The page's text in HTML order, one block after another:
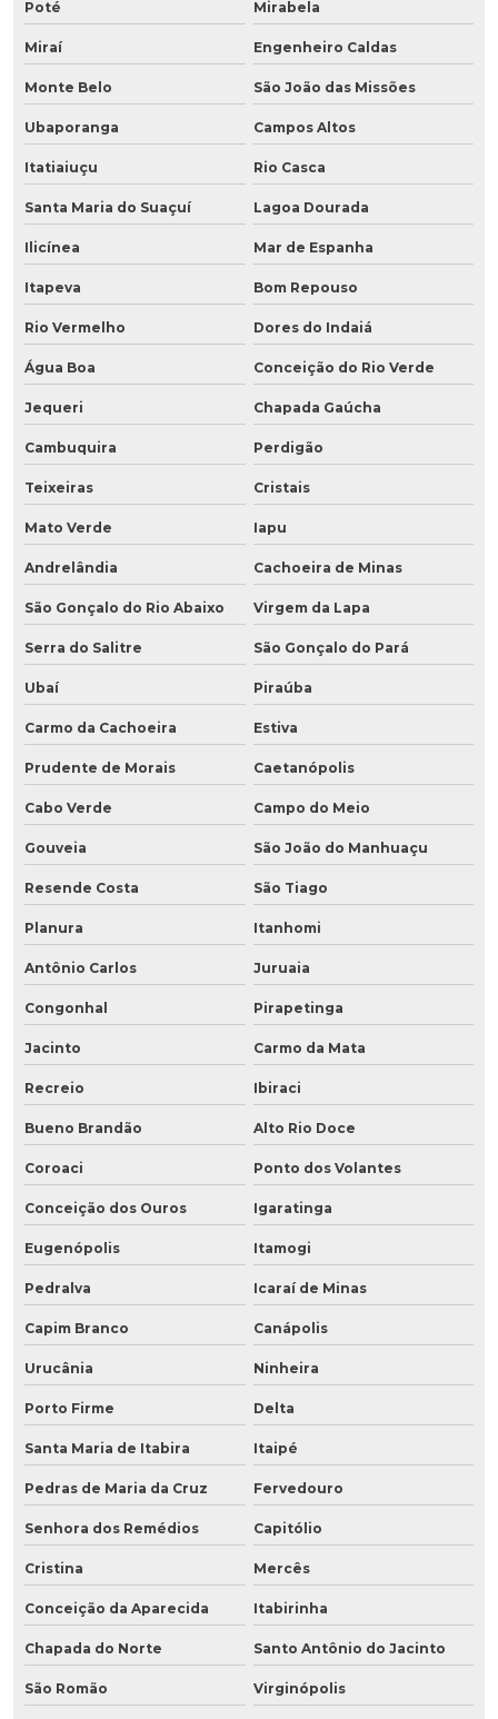
Poté Mirabela
Miraí Engenheiro Caldas
Monte Belo São João das Missões
Ubaporanga Campos Altos
Itatiaiuçu Rio Casca
Santa Maria do Suaçuí Lagoa Dourada
Ilicínea Mar de Espanha
Itapeva Bom Repouso
Rio Vermelho Dores do Indaiá
Água Boa Conceição do Rio Verde
Jequeri Chapada Gaúcha
Cambuquira Perdigão
Teixeiras Cristais
Mato Verde Iapu
Andrelândia Cachoeira de Minas
São Gonçalo do Rio Abaixo Virgem da Lapa
Serra do Salitre São Gonçalo do Pará
Ubaí Piraúba
Carmo da Cachoeira Estiva
Prudente de Morais Caetanópolis
Cabo Verde Campo do Meio
Gouveia São João do Manhuaçu
Resende Costa São Tiago
Planura Itanhomi
Antônio Carlos Juruaia
Congonhal Pirapetinga
Jacinto Carmo da Mata
Recreio Ibiraci
Bueno Brandão Alto Rio Doce
Coroaci Ponto dos Volantes
Conceição dos Ouros Igaratinga
Eugenópolis Itamogi
Pedralva Icaraí de Minas
Capim Branco Canápolis
Urucânia Ninheira
Porto Firme Delta
Santa Maria de Itabira Itaipé
Pedras de Maria da Cruz Fervedouro
Senhora dos Remédios Capitólio
Cristina Mercês
Conceição da Aparecida Itabirinha
Chapada do Norte Santo Antônio do Jacinto
São Romão Virginópolis